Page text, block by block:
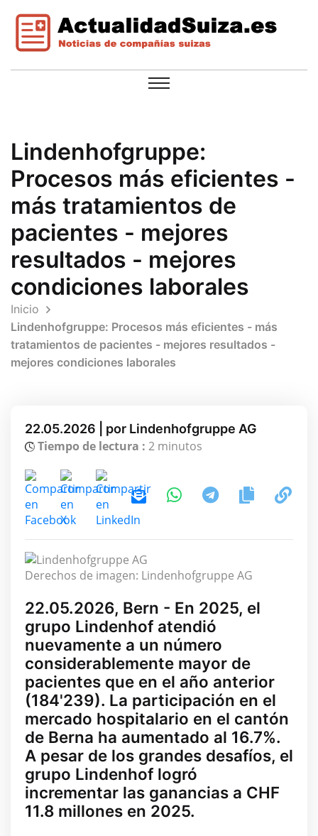
Lindenhofgruppe:
Procesos más eficientes -
más tratamientos de
pacientes - mejores
resultados - mejores
condiciones laborales
Inicio
Lindenhofgruppe: Procesos más eficientes - más
tratamientos de pacientes - mejores resultados -
mejores condiciones laborales
22.05.2026 | por Lindenhofgruppe AG
Tiempo de lectura : 2 minutos
Derechos de imagen: Lindenhofgruppe AG
22.05.2026, Bern - En 2025, el
grupo Lindenhof atendió
nuevamente a un número
considerablemente mayor de
pacientes que en el año anterior
(184'239). La participación en el
mercado hospitalario en el cantón
de Berna ha aumentado al 16.7%.
A pesar de los grandes desafíos, el
grupo Lindenhof logró
incrementar las ganancias a CHF
11.8 millones en 2025.